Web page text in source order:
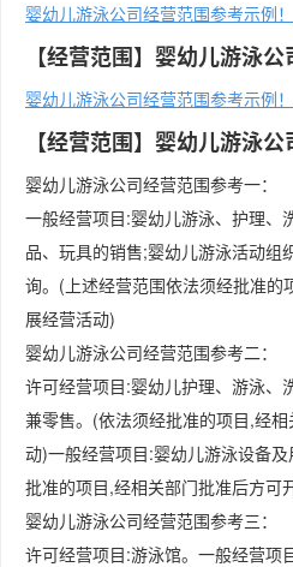
婴幼儿游泳公司经营范围参考示例！
【经营范围】婴幼儿游泳公
婴幼儿游泳公司经营范围参考示例！
【经营范围】婴幼儿游泳公
婴幼儿游泳公司经营范围参考一：
一般经营项目:婴幼儿游泳、护理、
品、玩具的销售;婴幼儿游泳活动组
询。(上述经营范围依法须经批准的
展经营活动)
婴幼儿游泳公司经营范围参考二：
许可经营项目:婴幼儿护理、游泳、
兼零售。(依法须经批准的项目,经
动)一般经营项目:婴幼儿游泳设备
批准的项目,经相关部门批准后方可
婴幼儿游泳公司经营范围参考三：
许可经营项目:游泳馆。一般经营项